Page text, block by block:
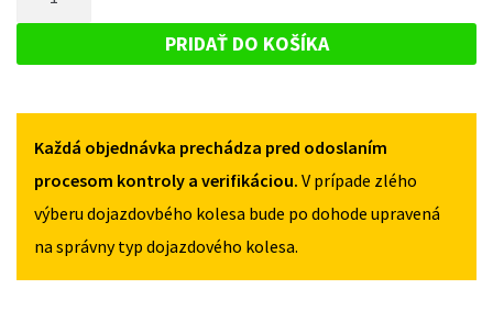
ZAISŤUJÚCA
PRIDAŤ DO KOŠÍKA
Každá objednávka prechádza pred odoslaním
procesom kontroly a verifikáciou. V prípade zlého
výberu dojazdovbého kolesa bude po dohode upravená
na správny typ dojazdového kolesa.